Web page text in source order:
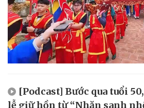
[Podcast] Bước qua tuổi
lễ giữ hồn từ “Nhặn sanh